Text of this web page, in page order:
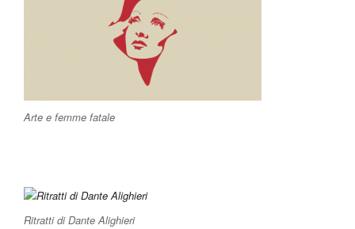
Arte e femme fatale
Ritratti di Dante Alighieri